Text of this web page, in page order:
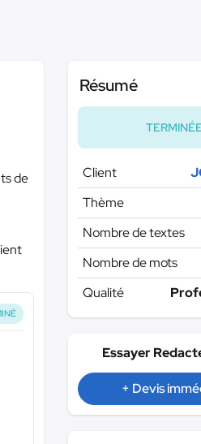
de
Résumé
Client
Thème
Nombre de textes
Nombre de mots
Qualité
Essayer
+ Devis